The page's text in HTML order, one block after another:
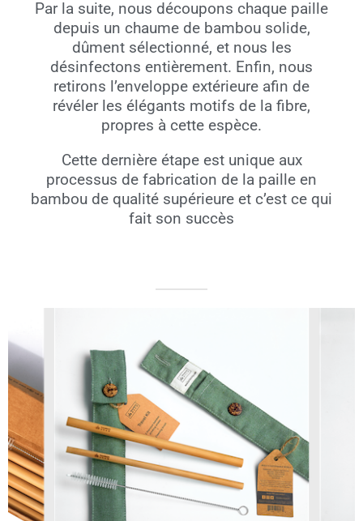
Par la suite, nous découpons chaque paille
depuis un chaume de bambou solide,
dûment sélectionné, et nous les
désinfectons entièrement. Enfin, nous
retirons l’enveloppe extérieure afin de
révéler les élégants motifs de la fibre,
propres à cette espèce.
Cette dernière étape est unique aux
processus de fabrication de la paille en
bambou de qualité supérieure et c’est ce qui
fait son succès